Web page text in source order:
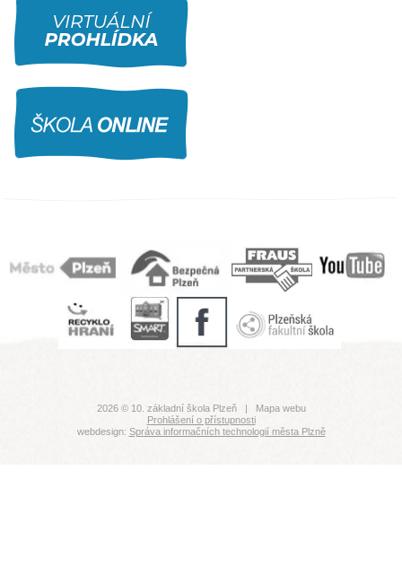
2026 © 10. základní škola Plzeň |
Mapa webu
Prohlášení o přístupnosti
webdesign: Správa informačních technologií města Plzně